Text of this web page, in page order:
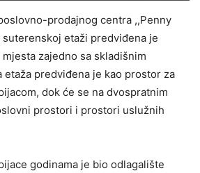
prodajnog centra ,,Penny
suterenskoj etaži predviđena je
zajedno sa skladišnim
etaža predviđena je kao prostor za
dok će se na dvospratnim
prostori i prostori uslužnih
godinama je bio odlagalište